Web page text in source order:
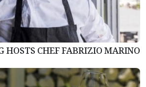
HOSTS CHEF FABRIZIO MARINO